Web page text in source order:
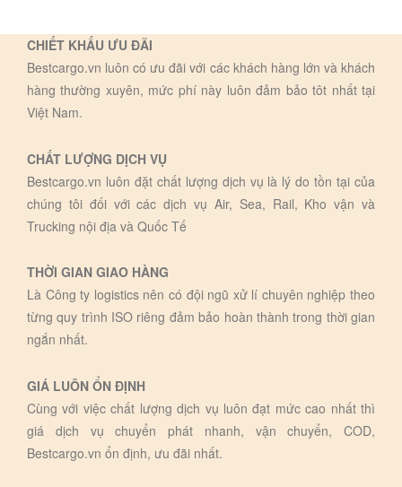
CHIẾT KHẤU ƯU ĐÃI
Bestcargo.vn luôn có ưu đãi với các khách hàng lớn và khách
hàng thường xuyên, mức phí này luôn đảm bảo tôt nhất tại
Việt Nam.
CHẤT LƯỢNG DỊCH VỤ
Bestcargo.vn luôn đặt chất lượng dịch vụ là lý do tồn tại của
chúng tôi đối với các dịch vụ Air, Sea, Rail, Kho vận và
Trucking nội địa và Quốc Tế
THỜI GIAN GIAO HÀNG
Là Công ty logistics nên có đội ngũ xử lí chuyên nghiệp theo
từng quy trình ISO riêng đảm bảo hoàn thành trong thời gian
ngắn nhất.
GIÁ LUÔN ỔN ĐỊNH
Cùng với việc chất lượng dịch vụ luôn đạt mức cao nhất thì
giá dịch vụ chuyển phát nhanh, vận chuyển, COD,
Bestcargo.vn ổn định, ưu đãi nhất.